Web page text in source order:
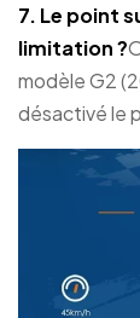
7. Le point
limitation ?
modèle G2
désactivé le